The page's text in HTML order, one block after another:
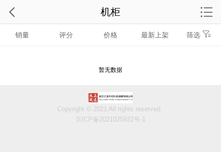
销量 评分 价格 最新上架 筛选
暂无数据
机柜
Copyright © 2021 All rights reserved.
京ICP备2021025922号-1